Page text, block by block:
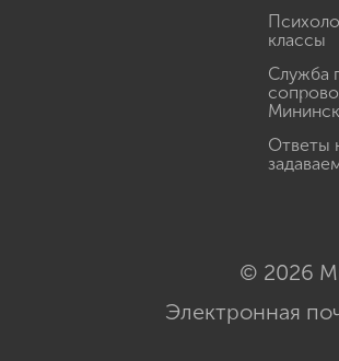
классы
Служба
Ответы
© 2026
Электронная